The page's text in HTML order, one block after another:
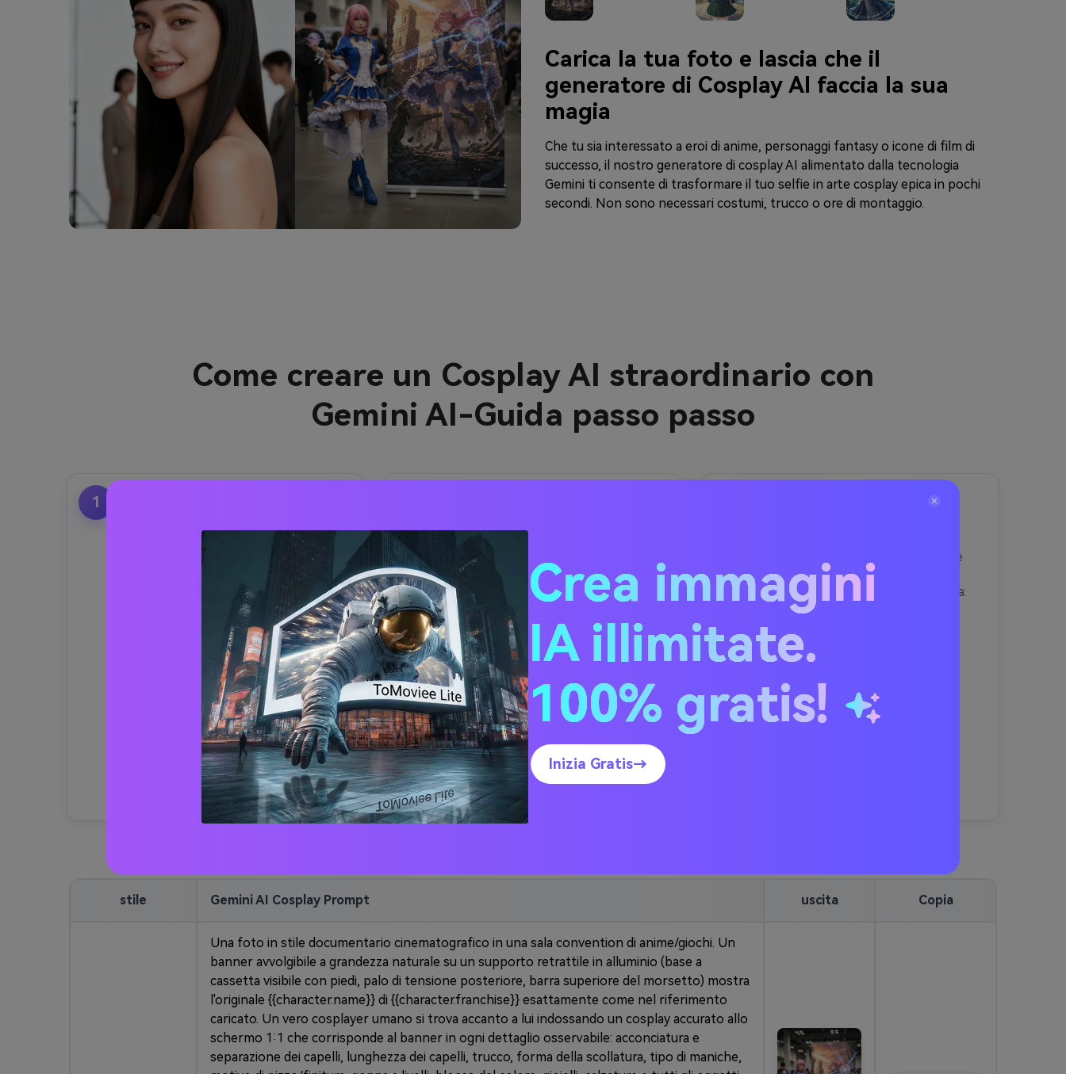
Carica la tua foto e lascia che il
generatore di Cosplay AI faccia la sua
magia
Che tu sia interessato a eroi di anime, personaggi fantasy o icone di film di
successo, il nostro generatore di cosplay AI alimentato dalla tecnologia
Gemini ti consente di trasformare il tuo selfie in arte cosplay epica in pochi
secondi. Non sono necessari costumi, trucco o ore di montaggio.
Come creare un Cosplay AI straordinario con
Gemini AI-Guida passo passo
1
Media.io AI Cosplay
• Carica il tuo selfie (per la
conversione del cosplay)
• Caricare un personaggio o
un'immagine di riferimento anime
Generatore di cosplay
Corrisponde automaticamente
alla posa e all'illuminazione
Aggiungi un dettagliato
cosplay promptDescrivere il look
desiderato:
• Utilizzare termini come "
fotorealistico
stile anime
“Illuminazione studio”
• su Media.io AI Cosplay
Generator, selezionare Cosplay di
Gemini AIor
Nano Banana
• Regola il realismo, la risoluzione,
l'illuminazione e l'umore
Una volta che la configurazione è
pronta, fare clic su
lasciare che l'AI faccia la sua magia:
AITrasforma la tua foto in
uncosplay anime AI
• Perfezionare il vostro
Gemini AI cosplay anime
necessario
stile Gemini AI Cosplay Prompt uscita Copia
Una foto in stile documentario cinematografico in una sala convention di anime/giochi. Un
banner avvolgibile a grandezza naturale su un supporto retrattile in alluminio (base a
cassetta visibile con piedi, palo di tensione posteriore, barra superiore del morsetto) mostra
l'originale {{character.name}} di {{character.franchise}} esattamente come nel riferimento
caricato. Un vero cosplayer umano si trova accanto a lui indossando un cosplay accurato allo
schermo 1:1 che corrisponde al banner in ogni dettaglio osservabile: acconciatura e
separazione dei capelli, lunghezza dei capelli, trucco, forma della scollatura, tipo di maniche,
Crea immagini
IA illimitate.
100% gratis!
Inizia Gratis→